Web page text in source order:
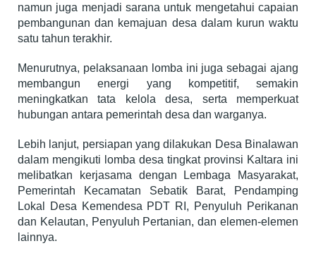
namun juga menjadi sarana untuk mengetahui capaian
pembangunan dan kemajuan desa dalam kurun waktu
satu tahun terakhir.
Menurutnya, pelaksanaan lomba ini juga sebagai ajang
membangun energi yang kompetitif, semakin
meningkatkan tata kelola desa, serta memperkuat
hubungan antara pemerintah desa dan warganya.
Lebih lanjut, persiapan yang dilakukan Desa Binalawan
dalam mengikuti lomba desa tingkat provinsi Kaltara ini
melibatkan kerjasama dengan Lembaga Masyarakat,
Pemerintah Kecamatan Sebatik Barat, Pendamping
Lokal Desa Kemendesa PDT RI, Penyuluh Perikanan
dan Kelautan, Penyuluh Pertanian, dan elemen-elemen
lainnya.